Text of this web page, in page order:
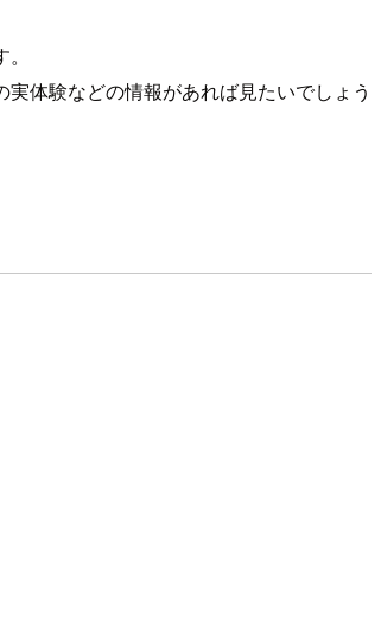
体験などの情報があれば見たいでしょう